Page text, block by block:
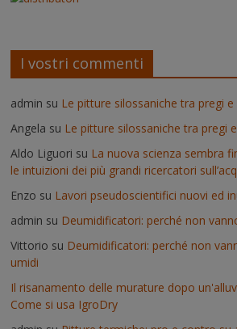
I vostri commenti
admin su Le pitture silossaniche tra pregi
Angela su Le pitture silossaniche tra pregi
Aldo Liguori su La nuova scienza sembra
le intuizioni dei più grandi ricercatori
Enzo su Lavori pseudoscientifici nuovi ed
admin su Deumidificatori: perché non
Vittorio su Deumidificatori: perché non
umidi
Il risanamento delle murature dopo
Come si usa IgroDry